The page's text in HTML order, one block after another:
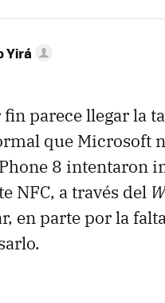
Yirá
parece llegar la
que Microsoft
8 intentaron
NFC, a través del
en parte por la